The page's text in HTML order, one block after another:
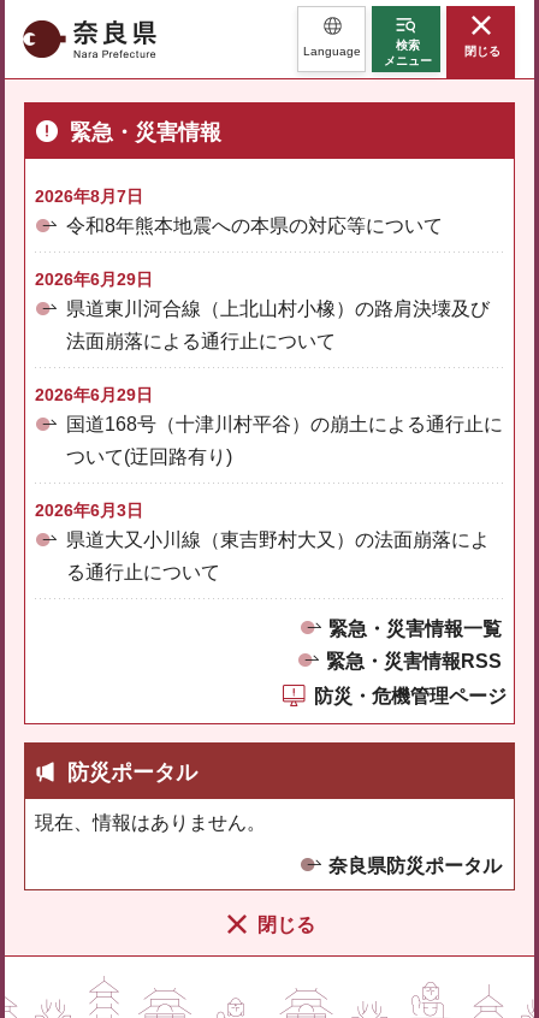
奈良県 Language
検索
メニュー
閉じる
緊急・災害情報
2026年8月7日
令和8年熊本地震への本県の対応等について
2026年6月29日
県道東川河合線（上北山村小橡）の路肩決壊及び
法面崩落による通行止について
2026年6月29日
国道168号（十津川村平谷）の崩土による通行止に
ついて(迂回路有り)
2026年6月3日
県道大又小川線（東吉野村大又）の法面崩落によ
る通行止について
緊急・災害情報一覧
緊急・災害情報RSS
防災・危機管理ページ
防災ポータル
現在、情報はありません。
奈良県防災ポータル
閉じる